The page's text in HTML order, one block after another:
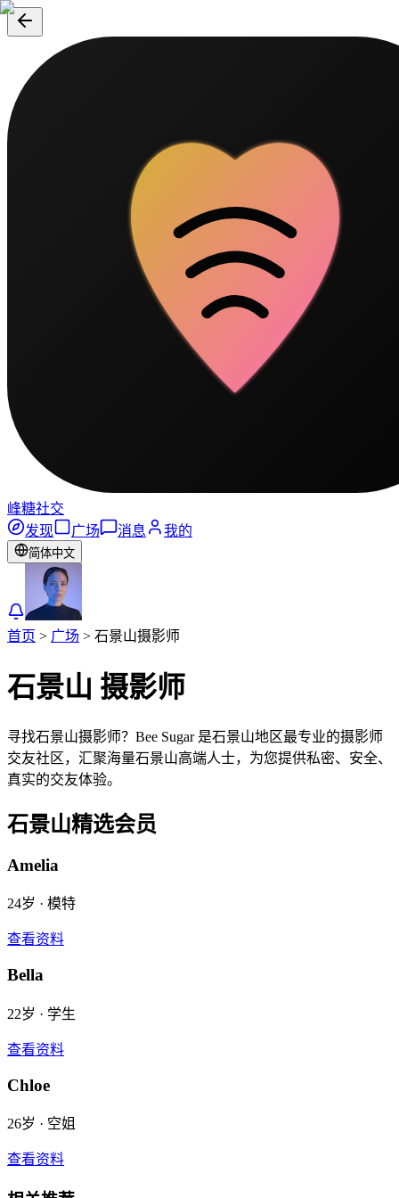
峰糖社交
发现
广场 消息 我的
简体中文
首页 > 广场 > 石景山摄影师
石景山 摄影师
寻找石景山摄影师？Bee Sugar 是石景山地区最专业的摄影师
交友社区，汇聚海量石景山高端人士，为您提供私密、安全、
真实的交友体验。
石景山精选会员
Amelia
24岁 · 模特
查看资料
Bella
22岁 · 学生
查看资料
Chloe
26岁 · 空姐
查看资料